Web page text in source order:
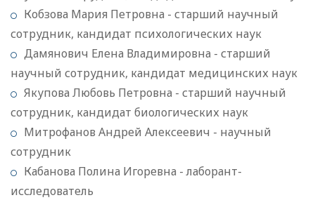
Кобзова Мария Петровна - старший научный
сотрудник, кандидат психологических наук
Дамянович Елена Владимировна - старший
научный сотрудник, кандидат медицинских наук
Якупова Любовь Петровна - старший научный
сотрудник, кандидат биологических наук
Митрофанов Андрей Алексеевич - научный
сотрудник
Кабанова Полина Игоревна - лаборант-
исследователь